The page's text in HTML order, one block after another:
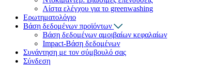
Λίστα ελέγχου για το greenwashing
Ερωτηματολόγιο
Βάση δεδομένων προϊόντων
Βάση δεδομένων αμοιβαίων κεφαλαίων
Impact-Βάση δεδομένων
Συνάντηση με τον σύμβουλό σας
Σύνδεση